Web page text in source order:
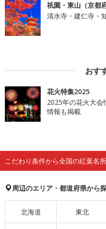
祇園・東山（京都府
清水寺・建仁寺・
おす
花火特集2025
2025年の花火大会
情報も掲載
こだわり条件から全国の紅葉名
周辺のエリア・都道府県から
北海道 東北